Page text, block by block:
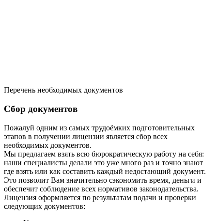
Перечень необходимых документов
Сбор документов
Пожалуй одним из самых трудоёмких подготовительных
этапов в получении лицензии является сбор всех
необходимых документов.
Мы предлагаем взять всю бюрократическую работу на себя:
наши специалисты делали это уже много раз и точно знают
где взять или как составить каждый недостающий документ.
Это позволит Вам значительно сэкономить время, деньги и
обеспечит соблюдение всех нормативов законодательства.
Лицензия оформляется по результатам подачи и проверки
следующих документов: